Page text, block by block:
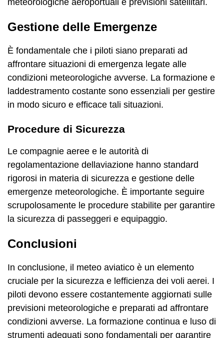
meteorologiche aeroportuali e previsioni satellitari.
Gestione delle Emergenze
È fondamentale che i piloti siano preparati ad
affrontare situazioni di emergenza legate alle
condizioni meteorologiche avverse. La formazione e
laddestramento costante sono essenziali per gestire
in modo sicuro e efficace tali situazioni.
Procedure di Sicurezza
Le compagnie aeree e le autorità di
regolamentazione dellaviazione hanno standard
rigorosi in materia di sicurezza e gestione delle
emergenze meteorologiche. È importante seguire
scrupolosamente le procedure stabilite per garantire
la sicurezza di passeggeri e equipaggio.
Conclusioni
In conclusione, il meteo aviatico è un elemento
cruciale per la sicurezza e lefficienza dei voli aerei. I
piloti devono essere costantemente aggiornati sulle
previsioni meteorologiche e preparati ad affrontare
condizioni avverse. La formazione continua e luso di
strumenti adeguati sono fondamentali per garantire